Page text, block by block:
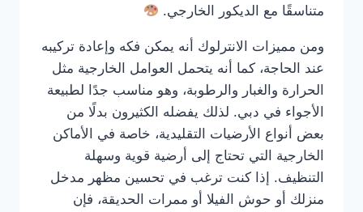
متناسقًا مع الديكور الخارجي.
ومن مميزات الانترلوك أنه يمكن فكه وإعادة تركيبه
عند الحاجة، كما أنه يتحمل العوامل الخارجية مثل
الحرارة والغبار والرطوبة، وهو مناسب جدًا لطبيعة
الأجواء في دبي. لذلك يفضله الكثيرون بدلًا من
بعض أنواع الأرضيات التقليدية، خاصة في الأماكن
الخارجية التي تحتاج إلى أرضية قوية وسهلة
التنظيف. إذا كنت ترغب في تحسين مظهر مدخل
منزلك أو حوش الفيلا أو ممرات الحديقة، فإن